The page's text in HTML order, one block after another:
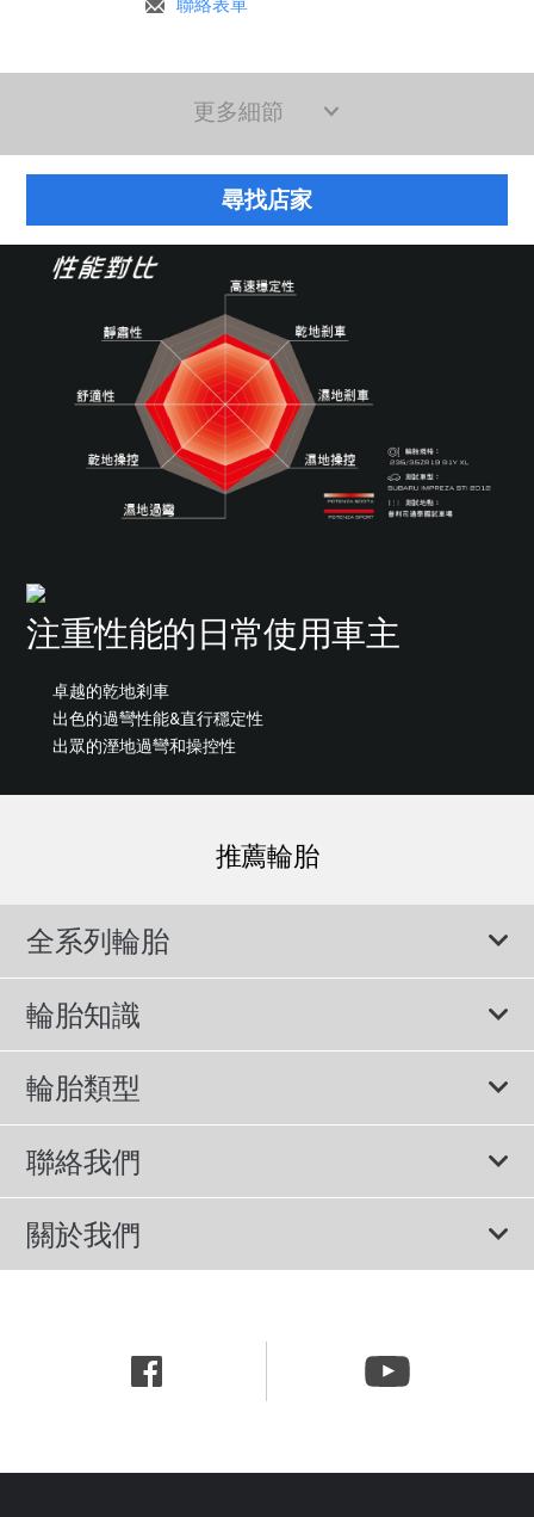
更多細節
尋找店家
注重性能的日常使用車主
卓越的乾地剎車
出色的過彎性能&直行穩定性
出眾的溼地過彎和操控性
推薦輪胎
全系列輪胎
輪胎知識
輪胎說明書
輪胎標示與尺寸
輪胎類型
所有輪胎
休旅車專用胎
轎車用胎
聯絡我們
諮詢服務
隱私權政策
關於我們